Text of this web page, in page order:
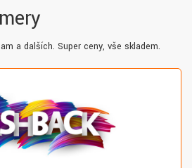
a dalších. Super ceny, vše skladem.